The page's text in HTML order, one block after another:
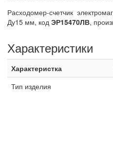
Расходомер-счетчик
Ду15 мм, код ЭР15470ЛВ,
Характеристики
Характеристка
Тип изделия